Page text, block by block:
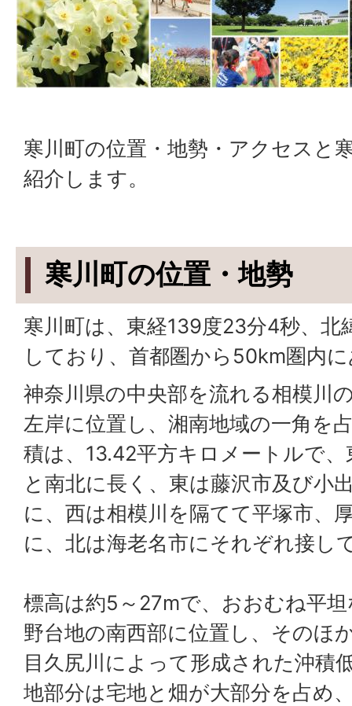
寒川町の位置・地勢・アクセスと
紹介します。
寒川町の位置・地勢
寒川町は、東経139度23分4秒、
しており、首都圏から50km圏内
神奈川県の中央部を流れる相模川
左岸に位置し、湘南地域の一角を
積は、13.42平方キロメートルで
と南北に長く、東は藤沢市及び小
に、西は相模川を隔てて平塚市、
に、北は海老名市にそれぞれ接し
標高は約5～27mで、おおむね平
野台地の南西部に位置し、そのほ
目久尻川によって形成された沖積
地部分は宅地と畑が大部分を占め